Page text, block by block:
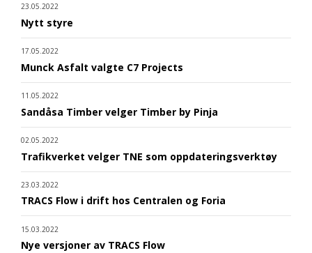
23.05.2022
Nytt styre
17.05.2022
Munck Asfalt valgte C7 Projects
11.05.2022
Sandåsa Timber velger Timber by Pinja
02.05.2022
Trafikverket velger TNE som oppdateringsverktøy
23.03.2022
TRACS Flow i drift hos Centralen og Foria
15.03.2022
Nye versjoner av TRACS Flow